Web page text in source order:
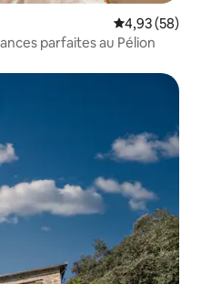
Évaluation
4,93 (58)
parfaites au Pélion
appréciés